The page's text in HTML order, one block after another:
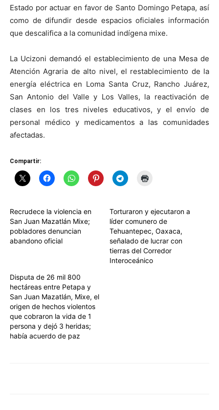
Estado por actuar en favor de Santo Domingo Petapa, así
como de difundir desde espacios oficiales información
que descalifica a la comunidad indígena mixe.
La Ucizoni demandó el establecimiento de una Mesa de
Atención Agraria de alto nivel, el restablecimiento de la
energía eléctrica en Loma Santa Cruz, Rancho Juárez,
San Antonio del Valle y Los Valles, la reactivación de
clases en los tres niveles educativos, y el envío de
personal médico y medicamentos a las comunidades
afectadas.
Compartir:
Recrudece la violencia en
San Juan Mazatlán Mixe;
pobladores denuncian
abandono oficial
Torturaron y ejecutaron a
líder comunero de
Tehuantepec, Oaxaca,
señalado de lucrar con
tierras del Corredor
Interoceánico
Disputa de 26 mil 800
hectáreas entre Petapa y
San Juan Mazatlán, Mixe, el
origen de hechos violentos
que cobraron la vida de 1
persona y dejó 3 heridas;
había acuerdo de paz